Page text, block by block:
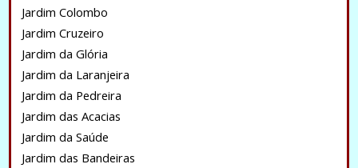
Jardim Colombo
Jardim Cruzeiro
Jardim da Glória
Jardim da Laranjeira
Jardim da Pedreira
Jardim das Acacias
Jardim da Saúde
Jardim das Bandeiras